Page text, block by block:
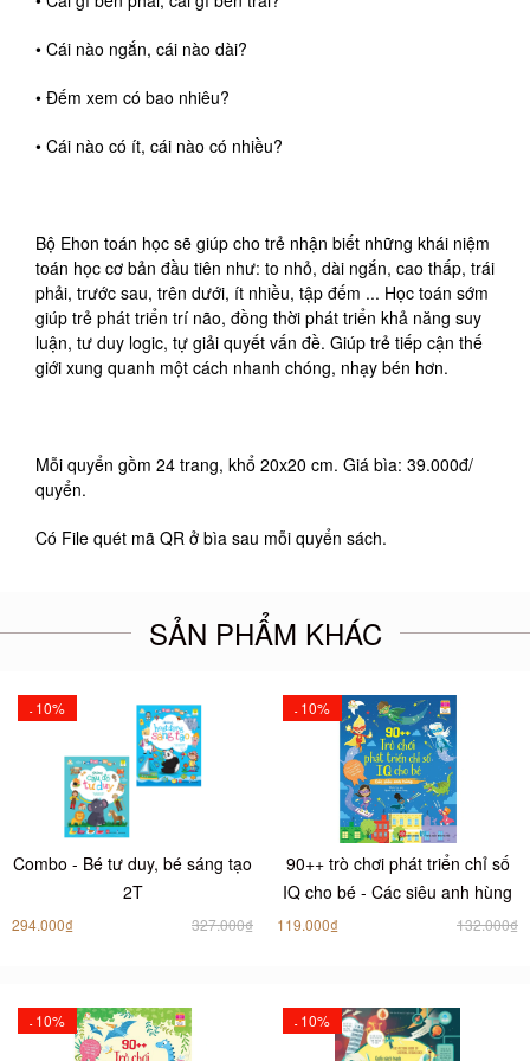
• Cái nào ngắn, cái nào dài?
• Đếm xem có bao nhiêu?
• Cái nào có ít, cái nào có nhiều?
Bộ Ehon toán học sẽ giúp cho trẻ nhận biết những khái niệm
toán học cơ bản đầu tiên như: to nhỏ, dài ngắn, cao thấp, trái
phải, trước sau, trên dưới, ít nhiều, tập đếm ... Học toán sớm
giúp trẻ phát triển trí não, đồng thời phát triển khả năng suy
luận, tư duy logic, tự giải quyết vấn đề. Giúp trẻ tiếp cận thế
giới xung quanh một cách nhanh chóng, nhạy bén hơn.
Mỗi quyển gồm 24 trang, khổ 20x20 cm. Giá bìa: 39.000đ/
quyển.
Có File quét mã QR ở bìa sau mỗi quyển sách.
SẢN PHẨM KHÁC
-10%
Combo - Bé tư duy, bé sáng tạo
2T
294.000₫ 327.000₫
-10%
90++ trò chơi phát triển chỉ số
IQ cho bé - Các siêu anh hùng
119.000₫ 132.000₫
-10% -10%